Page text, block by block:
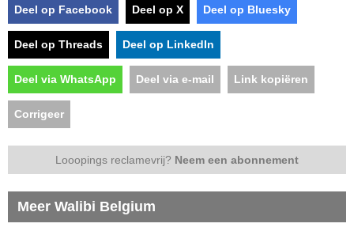
Deel op Facebook Deel op X Deel op Bluesky
Deel op Threads Deel op LinkedIn
Deel via WhatsApp Deel via e-mail Link kopiëren
Corrigeer
Looopings reclamevrij? Neem een abonnement
Meer Walibi Belgium